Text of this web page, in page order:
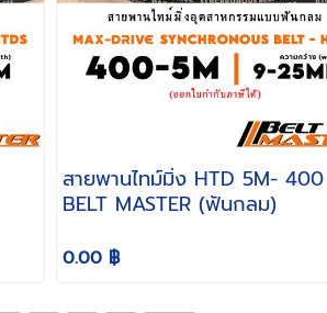
สายพานไทม์มิ่ง HTD 5M- 400
BELT MASTER (ฟันกลม)
0.00 ฿